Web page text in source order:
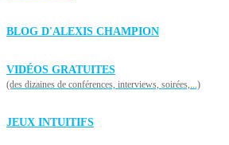
BLOG D'ALEXIS CHAMPION
VIDÉOS GRATUITES
(des dizaines de conférences, interviews, soirées,...)
JEUX INTUITIFS